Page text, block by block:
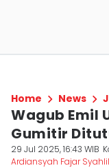
Home News
Wagub Emil
Gumitir
29 Jul 2025, 16:43 WIB
Ardiansyah Fajar